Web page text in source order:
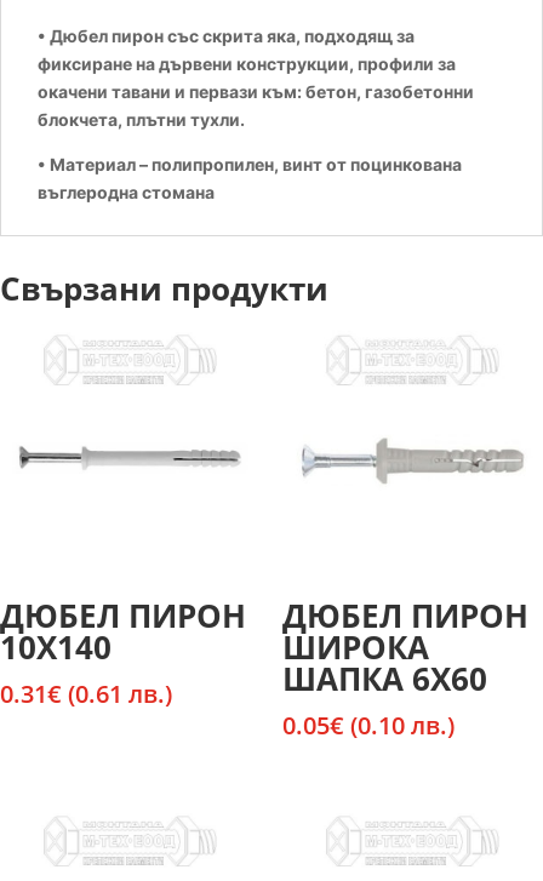
• Дюбел пирон със скрита яка, подходящ за
фиксиране на дървени конструкции, профили за
окачени тавани и первази към: бетон, газобетонни
блокчета, плътни тухли.
• Материал – полипропилен, винт от поцинкована
въглеродна стомана
Свързани продукти
ДЮБЕЛ ПИРОН
10Х140
0.31€ (0.61 лв.)
ДЮБЕЛ ПИРОН
ШИРОКА
ШАПКА 6Х60
0.05€ (0.10 лв.)